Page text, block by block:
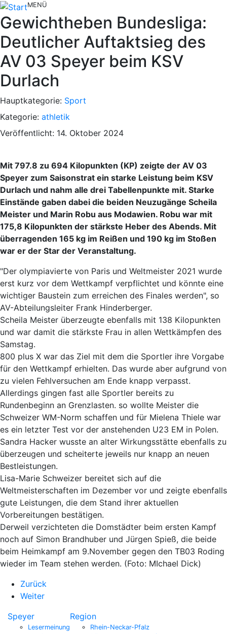
MENÜ
Gewichtheben Bundesliga:
Deutlicher Auftaktsieg des
AV 03 Speyer beim KSV
Durlach
Hauptkategorie: Sport
Kategorie: athletik
Veröffentlicht: 14. Oktober 2024
Mit 797.8 zu 694 Kilopunkten (KP) zeigte der AV 03
Speyer zum Saisonstrat ein starke Leistung beim KSV
Durlach und nahm alle drei Tabellenpunkte mit. Starke
Einstände gaben dabei die beiden Neuzugänge Scheila
Meister und Marin Robu aus Modawien. Robu war mit
175,8 Kilopunkten der stärkste Heber des Abends. Mit
überragenden 165 kg im Reißen und 190 kg im Stoßen
war er der Star der Veranstaltung.
"Der olympiavierte von Paris und Weltmeister 2021 wurde
erst kurz vor dem Wettkampf verpflichtet und könnte eine
wichtiger Baustein zum erreichen des Finales werden", so
AV-Abteilungsleiter Frank Hinderberger.
Scheila Meister überzeugte ebenfalls mit 138 Kilopunkten
und war damit die stärkste Frau in allen Wettkämpfen des
Samstag.
800 plus X war das Ziel mit dem die Sportler ihre Vorgabe
für den Wettkampf erhielten. Das wurde aber aufgrund von
zu vielen Fehlversuchen am Ende knapp verpasst.
Allerdings gingen fast alle Sportler bereits zu
Rundenbeginn an Grenzlasten. so wollte Meister die
Schweizer WM-Norm schaffen und für Mielena Thiele war
es ein letzter Test vor der anstehenden U23 EM in Polen.
Sandra Hacker wusste an alter Wirkungsstätte ebenfalls zu
überzeugen und scheiterte jeweils nur knapp an neuen
Bestleistungen.
Lisa-Marie Schweizer bereitet sich auf die
Weltmeisterschaften im Dezember vor und zeigte ebenfalls
gute Leistungen, die dem Stand ihrer aktuellen
Vorbereitungen bestätigen.
Derweil verzichteten die Domstädter beim ersten Kampf
noch auf Simon Brandhuber und Jürgen Spieß, die beide
beim Heimkampf am 9.November gegen den TB03 Roding
wieder im Team stehen werden. (Foto: MIchael Dick)
Zurück
Weiter
Speyer
Lesermeinung
Region
Rhein-Neckar-Pfalz